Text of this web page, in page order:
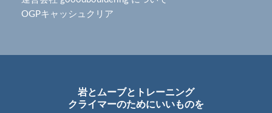
OGPキャッシュクリア
岩とムーブとトレーニング
クライマーのためにいいものを